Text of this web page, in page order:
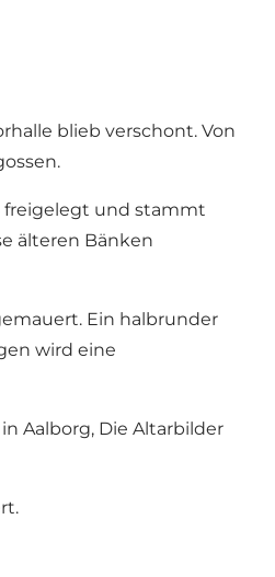
blieb verschont. Von
freigelegt und stammt
älteren Bänken
Ein halbrunder
wird eine
Aalborg, Die Altarbilder